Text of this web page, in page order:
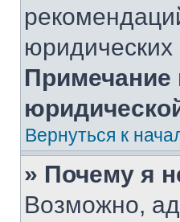
Примечание
Вернуться к
» Почему я
Возможно,